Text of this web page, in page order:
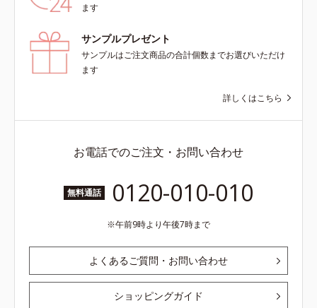
ます
サンプルプレゼント
サンプルはご注文商品の合計個数までお選びいただけ
ます
詳しくはこちら
お電話でのご注文・お問い合わせ
無料通話 0120-010-010
午前9時より午後7時まで
よくあるご質問・お問い合わせ
ショッピングガイド